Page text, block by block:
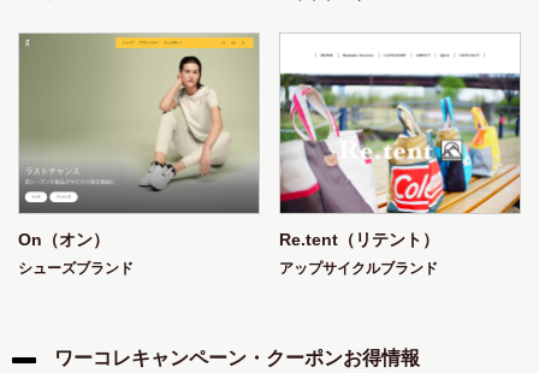
Thomas Earnshaw
Tiffany & Co.
Timex Tissot Tod's
Tom Ford
Tory Burch Tudor
Tw Steel
U-Boat
Ulysse Nardin
Universal Geneve
Vacheron Constantin
Valentino Garavani
Van Der Bauwede
Vedi Vero Ventura
Versace
Versus By Versace
Victoria Beckham
Victorinox
Zegna
Zenith Zeno
On（オン）
シューズブランド
Re.tent（リテント）
アップサイクルブランド
ワーコレキャンペーン・クーポンお得情報